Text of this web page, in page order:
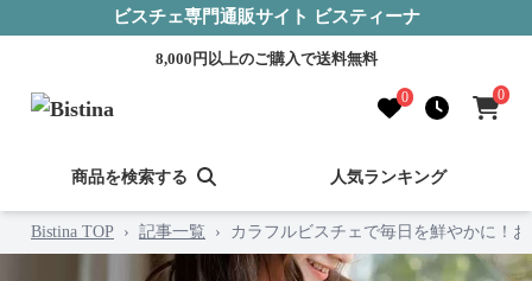
ビスチェ専門通販サイト ビスティーナ
8,000円以上のご購入で送料無料
0 0
商品を検索する 人気ランキング
Bistina TOP › 記事一覧 › カラフルビスチェで毎日を鮮やかに！